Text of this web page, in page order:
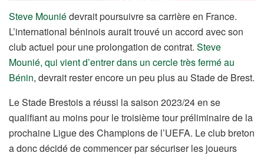
Steve Mouniédevrait poursuivre sa carrière en France.
L’international béninois aurait trouvé un accord avec son
club actuel pour une prolongation de contrat. Steve
Mounié, qui vient d’entrer dans un cercle très fermé au
Bénin, devrait rester encore un peu plus au Stade de Brest.
Le Stade Brestois a réussi la saison 2023/24 en se
qualifiant au moins pour le troisième tour préliminaire de la
prochaine Ligue des Champions de l’UEFA. Le club breton
a donc décidé de commencer par sécuriser les joueurs